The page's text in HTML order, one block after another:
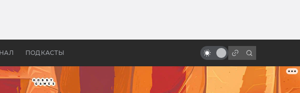
ПОДКАСТЫ
колец»
настоящим волшебством